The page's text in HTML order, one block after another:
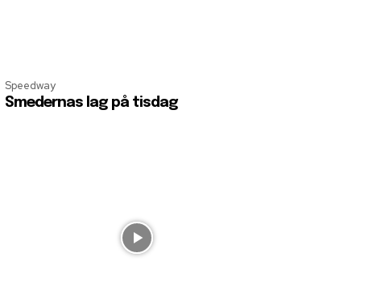
Speedway
Smedernas lag på tisdag